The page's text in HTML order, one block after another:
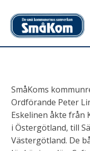
SmåKoms
Ordförande Peter
Eskelinen åkte från
i Östergötland, till
Västergötland. De